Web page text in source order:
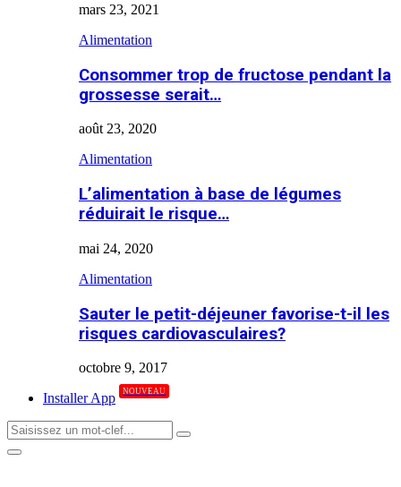
mars 23, 2021
Alimentation
Consommer trop de fructose pendant la
grossesse serait…
août 23, 2020
Alimentation
L’alimentation à base de légumes
réduirait le risque…
mai 24, 2020
Alimentation
Sauter le petit-déjeuner favorise-t-il les
risques cardiovasculaires?
octobre 9, 2017
Installer App
NOUVEAU
Search
for:
Search
Primary